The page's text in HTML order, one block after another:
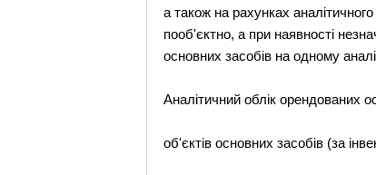
а також на рахунках
пооб'єктно, а при наявності
основних засобів на одному
Аналітичний облік орендованих
об'єктів основних засобів (за